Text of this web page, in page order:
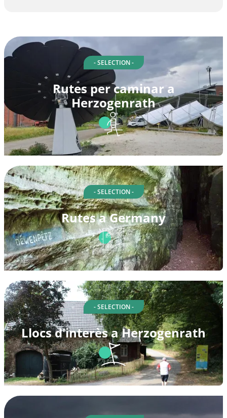
- SELECTION -
Rutes per caminar a
Herzogenrath
- SELECTION -
Rutes a Germany
- SELECTION -
Llocs d'interès a Herzogenrath